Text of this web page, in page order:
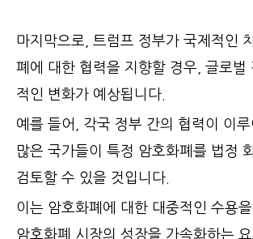
마지막으로, 트럼프 정부가 국제적인
폐에 대한 협력을 지향할 경우, 글로벌
적인 변화가 예상됩니다.
예를 들어, 각국 정부 간의 협력이 이루
많은 국가들이 특정 암호화폐를 법정
검토할 수 있을 것입니다.
이는 암호화폐에 대한 대중적인 수용
암호화폐 시장의 성장을 가속화하는